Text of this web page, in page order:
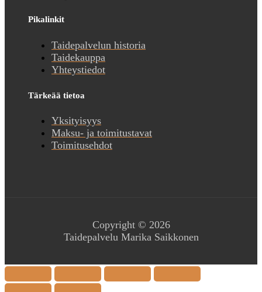
Pikalinkit
Taidepalvelun historia
Taidekauppa
Yhteystiedot
Tärkeää tietoa
Yksityisyys
Maksu- ja toimitustavat
Toimitusehdot
Copyright © 2026
Taidepalvelu Marika Saikkonen